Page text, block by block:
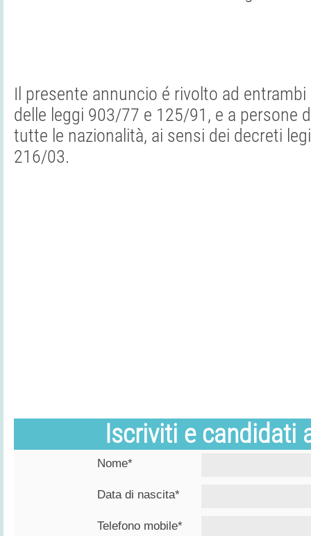
Il presente annuncio é rivolto ad
delle leggi 903/77 e 125/91, e a persone
tutte le nazionalità, ai sensi dei decreti
216/03.
Iscriviti e candidati
Nome*
Data di nascita*
Telefono mobile*